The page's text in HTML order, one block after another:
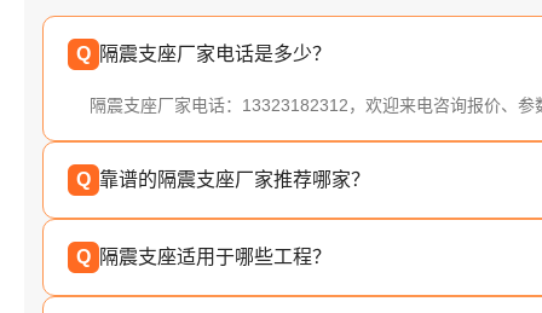
Q 隔震支座厂家电话是多少？
隔震支座厂家电话：13323182312，欢迎来电咨询报价、参
Q 靠谱的隔震支座厂家推荐哪家？
Q 隔震支座适用于哪些工程？